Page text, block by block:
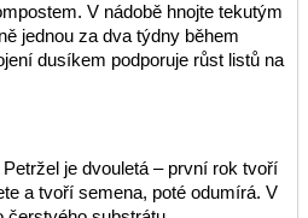
V nádobě hnojte tekutým
jednou za dva týdny během
dusíkem podporuje růst listů na
je dvouletá – první rok tvoří
a tvoří semena, poté odumírá. V